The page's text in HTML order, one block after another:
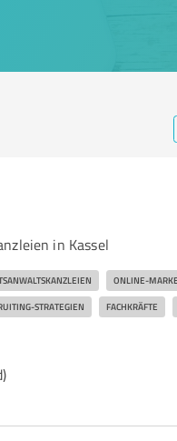
in Kassel
ONLINE-
STRATEGIEN FACHKRÄFTE